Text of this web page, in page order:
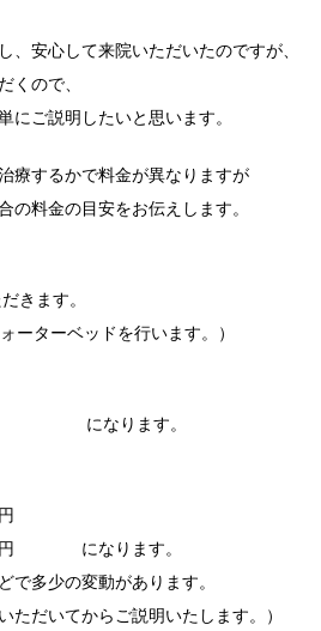
、安心して来院いただいたのですが、
くので、
にご説明したいと思います。
療するかで料金が異なりますが
の料金の目安をお伝えします。
きます。
ーターベッドを行います。）
になります。
円 になります。
で多少の変動があります。
ただいてからご説明いたします。）